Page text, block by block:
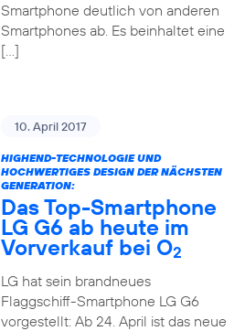
Smartphone deutlich von anderen
Smartphones ab. Es beinhaltet eine
[…]
10. April 2017
HIGHEND-TECHNOLOGIE UND
HOCHWERTIGES DESIGN DER NÄCHSTEN
GENERATION:
Das Top-Smartphone
LG G6 ab heute im
Vorverkauf bei O2
LG hat sein brandneues
Flaggschiff-Smartphone LG G6
vorgestellt: Ab 24. April ist das neue